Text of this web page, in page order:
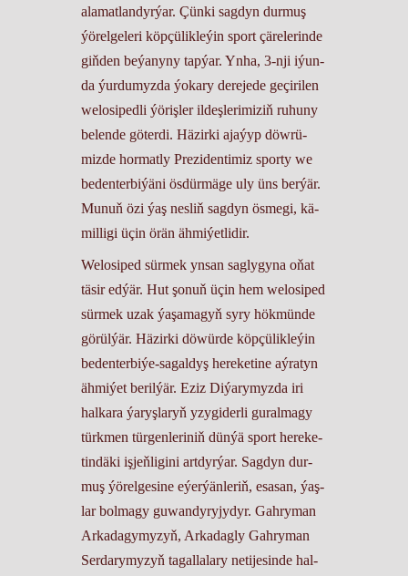
ala­mat­lan­dyr­ýar. Çün­ki sag­dyn dur­muş
ýö­rel­ge­le­ri köp­çü­lik­le­ýin sport çä­re­le­rin­de
giň­den be­ýa­ny­ny tapýar. Yn­ha, 3-nji iýun­
da ýur­du­myz­da ýo­ka­ry de­re­je­de ge­çi­ri­len
we­lo­si­ped­li ýö­riş­ler il­deş­le­ri­mi­ziň ru­hu­ny
be­len­de gö­ter­di. Hä­zir­ki aja­ýyp döw­rü­
miz­de hor­mat­ly Pre­zi­den­ti­miz spor­ty we
be­den­ter­bi­ýä­ni ös­dür­mä­ge uly üns ber­ýär.
Mu­nuň özi ýaş nes­liň sag­dyn ös­me­gi, kä­
mil­li­gi üçin örän äh­mi­ýet­li­dir.
We­lo­si­ped sür­mek yn­san sag­ly­gy­na oňat
tä­sir ed­ýär. Hut şo­nuň üçin hem we­lo­si­ped
sür­mek uzak ýa­şa­ma­gyň sy­ry hök­mün­de
gö­rül­ýär. Hä­zir­ki dö­wür­de köp­çü­lik­le­ýin
be­den­ter­bi­ýe-sa­gal­dyş he­re­ke­ti­ne aý­ra­tyn
äh­mi­ýet be­ril­ýär. Eziz Di­ýa­ry­myz­da iri
hal­ka­ra ýa­ryş­la­ryň yzy­gi­der­li gu­ral­ma­gy
türk­men tür­gen­le­ri­niň dün­ýä sport he­re­ke­
tin­dä­ki iş­jeň­li­gi­ni art­dyr­ýar. Sag­dyn dur­
muş ýö­rel­ge­si­ne eýer­ýän­le­riň, esa­san, ýaş­
lar bol­ma­gy gu­wan­dy­ry­jy­dyr. Gah­ry­man
Ar­ka­da­gy­my­zyň, Ar­ka­dag­ly Gah­ry­man
Ser­da­ry­my­zyň ta­gal­la­la­ry ne­ti­je­sin­de hal­